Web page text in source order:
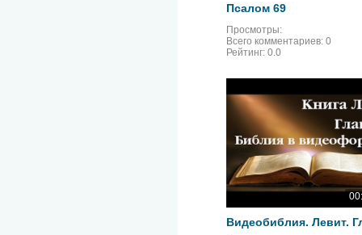
Псалом 69
Просмотры:
Всего комментариев: 0
Рейтинг: 0.0